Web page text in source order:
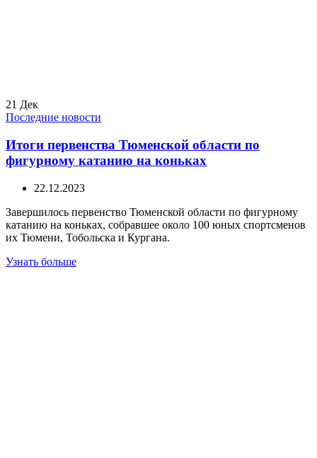
21 Дек
Последние новости
Итоги первенства Тюменской области по
фигурному катанию на коньках
22.12.2023
Завершилось первенство Тюменской области по фигурному
катанию на коньках, собравшее около 100 юных спортсменов
их Тюмени, Тобольска и Кургана.
Узнать больше